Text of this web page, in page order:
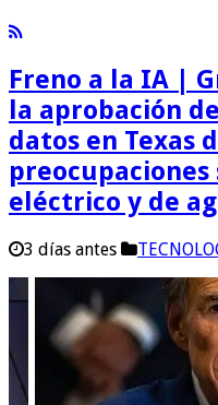
Freno a la IA |
la aprobación
datos en Texas
preocupaciones
eléctrico y de
3 días antes